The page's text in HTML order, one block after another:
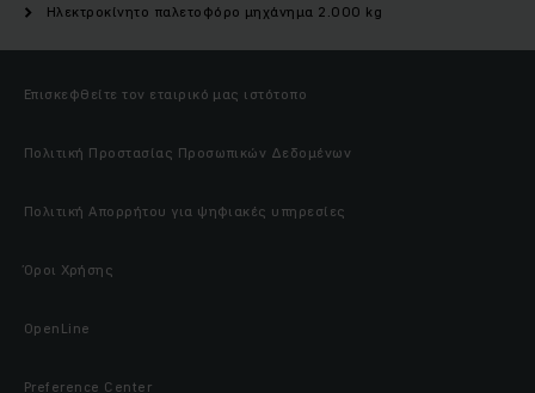
Ηλεκτροκίνητο παλετοφόρο μηχάνημα 2.000 kg
Επισκεφθείτε τον εταιρικό μας ιστότοπο
Πολιτική Προστασίας Προσωπικών Δεδομένων
Πολιτική Απορρήτου για ψηφιακές υπηρεσίες
Όροι Χρήσης
OpenLine
Preference Center